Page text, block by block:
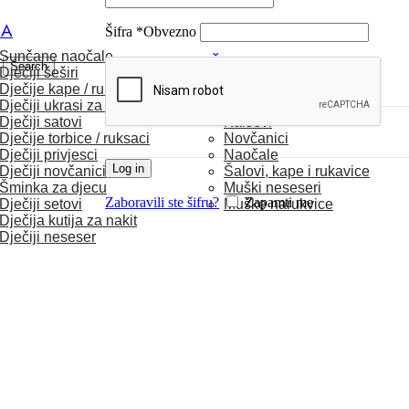
Search
Šifra *Obvezno
Log in
Zaboravili ste šifru? Zapamti me
Sunčane naočale
Dječiji šeširi
Dječije kape / rukavice
Dječiji ukrasi za kosu
Dječiji satovi
Dječije torbice / ruksaci
Dječiji privjesci
Dječiji novčanici
Šminka za djecu
Dječiji setovi
Dječija kutija za nakit
Dječiji neseser
MUŠKARCI
Kaiševi
Novčanici
Naočale
Šalovi, kape i rukavice
Muški neseseri
Muške narukvice